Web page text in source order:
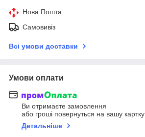
Нова Пошта
Самовивіз
Всі умови доставки
Умови оплати
Ви отримаєте замовлення
або гроші повернуться на вашу картку
Детальніше